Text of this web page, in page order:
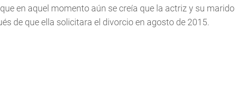
en aquel momento aún se creía que la actriz y su marido
de que ella solicitara el divorcio en agosto de 2015.